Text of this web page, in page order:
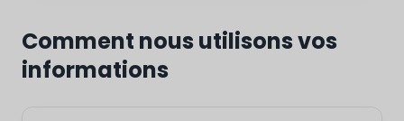
Comment nous utilisons vos
informations